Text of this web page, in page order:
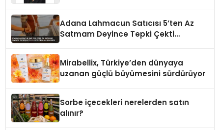
Adana Lahmacun Satıcısı 5’ten Az
Satmam Deyince Tepki Çekti
Mirabellix, Türkiye’den dünyaya
uzanan güçlü büyümesini sürdürüyor
Sorbe içecekleri nerelerden satın
alınır?